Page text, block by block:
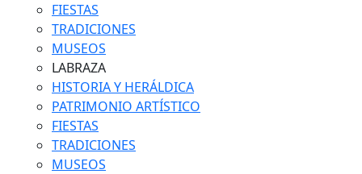
FIESTAS
TRADICIONES
MUSEOS
LABRAZA
HISTORIA Y HERÁLDICA
PATRIMONIO ARTÍSTICO
FIESTAS
TRADICIONES
MUSEOS